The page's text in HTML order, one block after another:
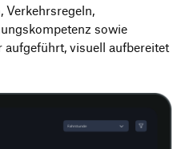
Verkehrsregeln,
sowie
visuell aufbereitet